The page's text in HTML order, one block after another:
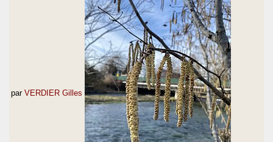
par VERDIER Gilles